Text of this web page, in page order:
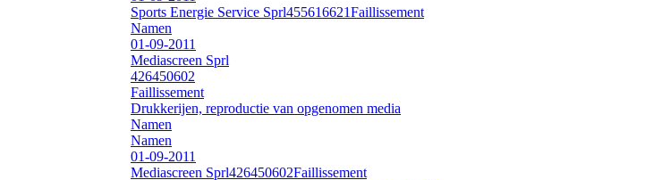
Sports Energie Service Sprl455616621Faillissement
Namen
01-09-2011
Mediascreen Sprl
426450602
Faillissement
Drukkerijen, reproductie van opgenomen media
Namen
Namen
01-09-2011
Mediascreen Sprl426450602Faillissement